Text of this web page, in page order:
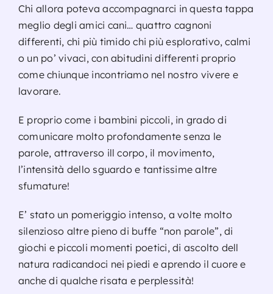
Chi allora poteva accompagnarci in questa tappa
meglio degli amici cani… quattro cagnoni
differenti, chi più timido chi più esplorativo, calmi
o un po’ vivaci, con abitudini differenti proprio
come chiunque incontriamo nel nostro vivere e
lavorare.
E proprio come i bambini piccoli, in grado di
comunicare molto profondamente senza le
parole, attraverso ill corpo, il movimento,
l’intensità dello sguardo e tantissime altre
sfumature!
E’ stato un pomeriggio intenso, a volte molto
silenzioso altre pieno di buffe “non parole”, di
giochi e piccoli momenti poetici, di ascolto dell
natura radicandoci nei piedi e aprendo il cuore e
anche di qualche risata e perplessità!